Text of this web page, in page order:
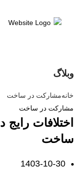
وبلاگ
خانهمشارکت در ساخت
مشارکت در ساخت
اختلافات
ساخت
1403-10-30